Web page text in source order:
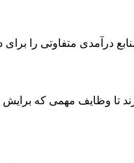
درآمدی متفاوتی را
تا وظایف مهمی که